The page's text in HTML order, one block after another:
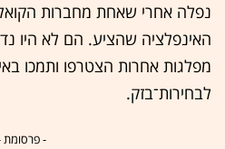
נפלה אחרי שאחת מחברות
האינפלציה שהציע. הם לא היו
מפלגות אחרות הצטרפו ותמכו
לבחירות־בזק.
- פרסומת